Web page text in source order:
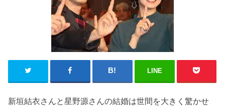
LINE
新垣結衣さんと星野源さんの結婚は世間を大きく驚かせ